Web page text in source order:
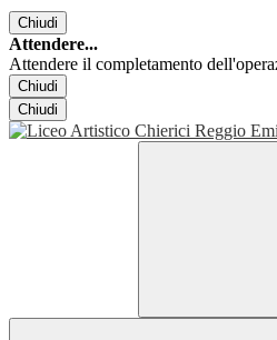
Chiudi
Attendere...
Attendere il completamento
Chiudi
Chiudi